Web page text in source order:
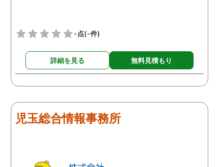
-点(-件)
詳細を見る 無料見積もり
児玉総合情報事務所